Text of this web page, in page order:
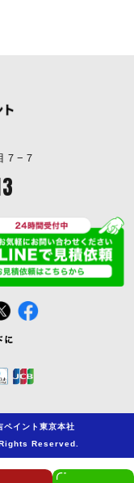
７−７
ペイント東京本社
Reserved.